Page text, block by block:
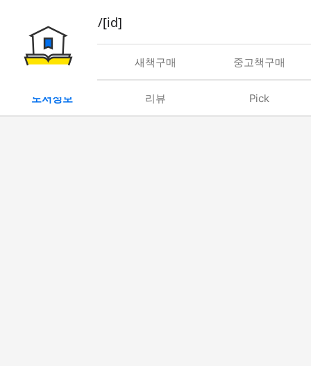
book/rent/[id]
대여 새책구매 중고책구매
도서정보 리뷰 Pick